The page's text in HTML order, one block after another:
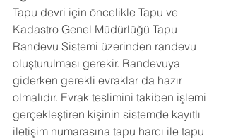
Tapu devri için öncelikle Tapu ve
Kadastro Genel Müdürlüğü Tapu
Randevu Sistemi üzerinden randevu
oluşturulması gerekir. Randevuya
giderken gerekli evraklar da hazır
olmalıdır. Evrak teslimini takiben işlemi
gerçekleştiren kişinin sistemde kayıtlı
iletişim numarasına tapu harcı ile tapu